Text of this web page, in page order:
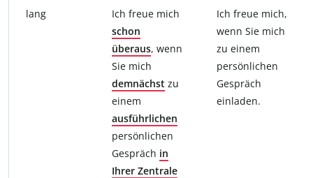
lang
Ich freue mich
schon
überaus, wenn
Sie mich
demnächst zu
einem
ausführlichen
persönlichen
Gespräch in
Ihrer Zentrale
Ich freue mich,
wenn Sie mich
zu einem
persönlichen
Gespräch
einladen.